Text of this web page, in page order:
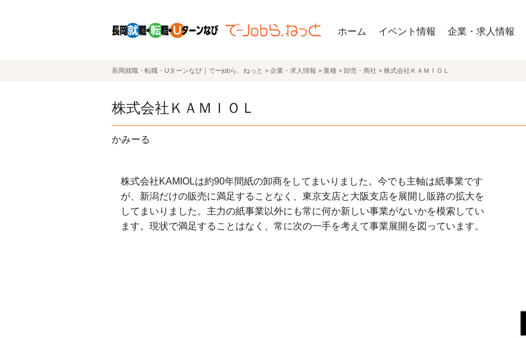
ホーム イベント情報 企業・求人情報
長岡就職・転職・Uターンなび｜でーjobら、ねっと > 企業・求人情報 > 業種 > 卸売・商社 > 株式会社ＫＡＭＩＯＬ
株式会社ＫＡＭＩＯＬ
かみーる
株式会社KAMIOLは約90年間紙の卸商をしてまいりました。今でも主軸は紙事業です
が、新潟だけの販売に満足することなく、東京支店と大阪支店を展開し販路の拡大を
してまいりました。主力の紙事業以外にも常に何か新しい事業がないかを模索してい
ます。現状で満足することはなく、常に次の一手を考えて事業展開を図っています。